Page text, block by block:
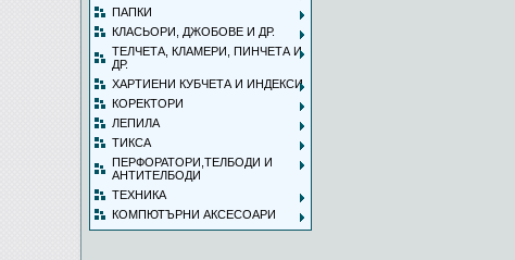
ПАПКИ
КЛАСЬОРИ, ДЖОБОВЕ И ДР.
ТЕЛЧЕТА, КЛАМЕРИ, ПИНЧЕТА И
ДР.
ХАРТИЕНИ КУБЧЕТА И ИНДЕКСИ
КОРЕКТОРИ
ЛЕПИЛА
ТИКСА
ПЕРФОРАТОРИ,ТЕЛБОДИ И
АНТИТЕЛБОДИ
ТЕХНИКА
КОМПЮТЪРНИ АКСЕСОАРИ